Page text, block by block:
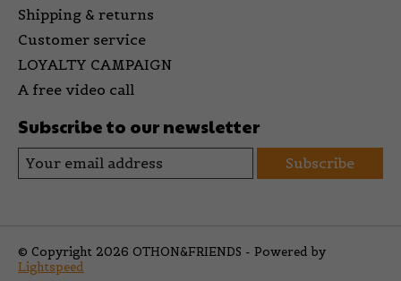
Shipping & returns
Customer service
LOYALTY CAMPAIGN
A free video call
Subscribe to our newsletter
Subscribe
© Copyright 2026 OTHON&FRIENDS - Powered by
Lightspeed